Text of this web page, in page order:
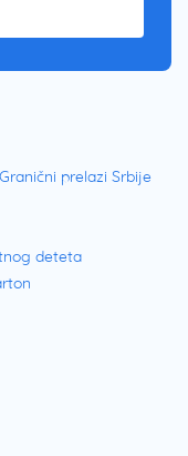
Granični prelazi Srbije
deteta